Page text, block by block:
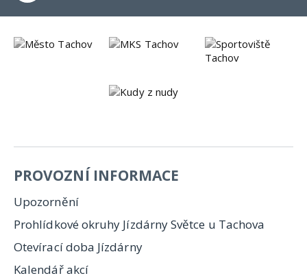
PROVOZNÍ INFORMACE
Upozornění
Prohlídkové okruhy Jízdárny Světce u Tachova
Otevírací doba Jízdárny
Kalendář akcí